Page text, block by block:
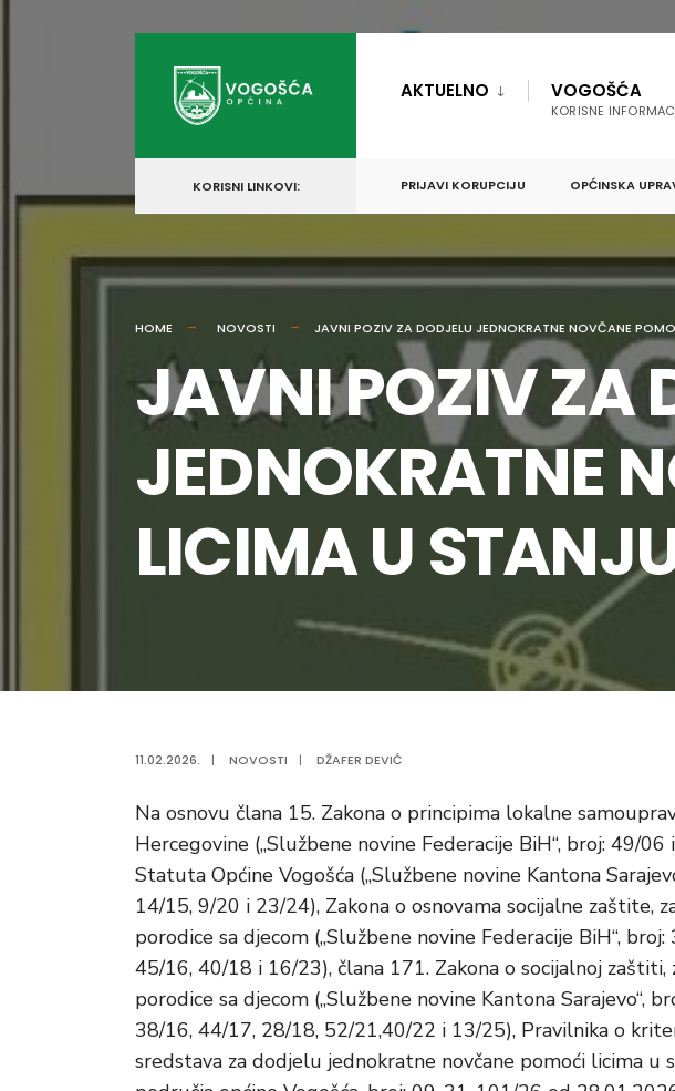
content
AKTUELNO VOGOŠĆA
KORISNE
KORISNI LINKOVI: PRIJAVI KORUPCIJU OPĆINSKA
HOME NOVOSTI JAVNI POZIV ZA DODJELU JEDNOKRATNE NOVČANE
JAVNI POZIV ZA
JEDNOKRATNE
LICIMA U
11.02.2026. | NOVOSTI | DŽAFER DEVIĆ
Na osnovu člana 15. Zakona o principima lokalne
Hercegovine („Službene novine Federacije BiH“, broj: 49/
Statuta Općine Vogošća („Službene novine Kantona
14/15, 9/20 i 23/24), Zakona o osnovama socijalne zaštite,
porodice sa djecom („Službene novine Federacije BiH“,
45/16, 40/18 i 16/23), člana 171. Zakona o socijalnoj
porodice sa djecom („Službene novine Kantona Sarajevo“,
38/16, 44/17, 28/18, 52/21,40/22 i 13/25), Pravilnika o
sredstava za dodjelu jednokratne novčane pomoći licima u